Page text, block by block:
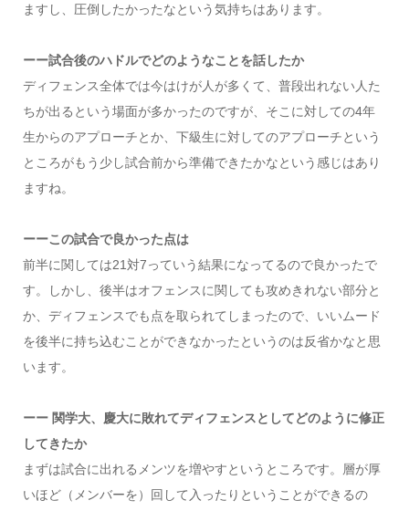
ますし、圧倒したかったなという気持ちはあります。
ーー試合後のハドルでどのようなことを話したか
ディフェンス全体では今はけが人が多くて、普段出れない人た
ちが出るという場面が多かったのですが、そこに対しての4年
生からのアプローチとか、下級生に対してのアプローチという
ところがもう少し試合前から準備できたかなという感じはあり
ますね。
ーーこの試合で良かった点は
前半に関しては21対7っていう結果になってるので良かったで
す。しかし、後半はオフェンスに関しても攻めきれない部分と
か、ディフェンスでも点を取られてしまったので、いいムード
を後半に持ち込むことができなかったというのは反省かなと思
います。
ーー 関学大、慶大に敗れてディフェンスとしてどのように修正
してきたか
まずは試合に出れるメンツを増やすというところです。層が厚
いほど（メンバーを）回して入ったりということができるの